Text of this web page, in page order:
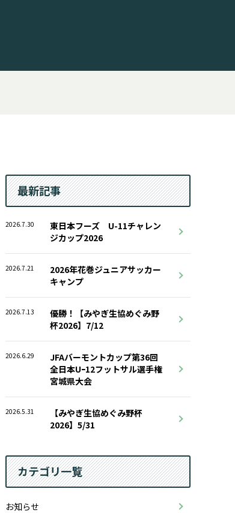
最新記事
2026.7.30
東日本フーズ U-11チャレン
ジカップ2026
2026.7.21
2026年花巻ジュニアサッカー
キャンプ
2026.7.13
優勝！【みやぎ生協めぐみ野
杯2026】7/12
2026.6.29
JFAバーモントカップ第36回
全日本Uｰ12フットサル選手権
宮城県大会
2026.5.31
【みやぎ生協めぐみ野杯
2026】5/31
カテゴリ一覧
お知らせ